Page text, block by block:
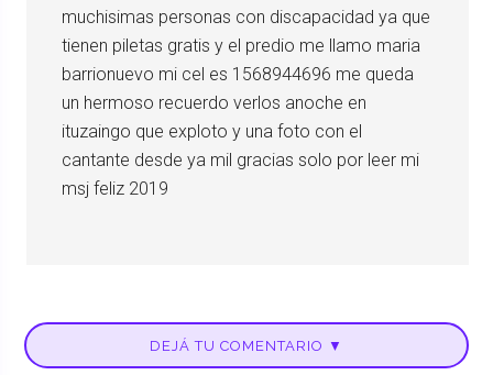
muchisimas personas con discapacidad ya que
tienen piletas gratis y el predio me llamo maria
barrionuevo mi cel es 1568944696 me queda
un hermoso recuerdo verlos anoche en
ituzaingo que exploto y una foto con el
cantante desde ya mil gracias solo por leer mi
msj feliz 2019
DEJÁ TU COMENTARIO ▼